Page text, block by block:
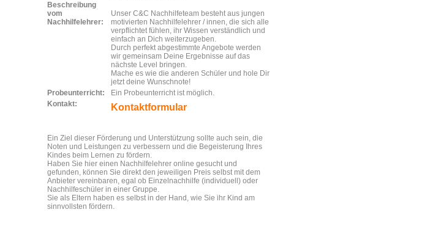
Beschreibung
vom
Nachhilfelehrer:
Unser C&C Nachhilfeteam besteht aus jungen
motivierten Nachhilfelehrer / innen, die sich alle
verpflichtet fühlen, ihr Wissen verständlich und
einfach an Dich weiterzugeben.
Durch perfekt abgestimmte Angebote werden
wir gemeinsam Deine Ergebnisse auf das
nächste Level bringen.
Mache es wie die anderen Schüler und hole Dir
jetzt deine Wunschnote!
Probeunterricht:
Ein Probeunterricht ist möglich.
Kontakt:
Kontaktformular
Ein Ziel dieser Förderung und Unterstützung sollte auch sein, die
Noten und Leistungen zu verbessern und die Begeisterung Ihres
Kindes beim Lernen zu fördern.
Haben Sie hier einen Nachhilfelehrer online gesucht und
gefunden, können Sie direkt den jeweiligen Preis selbst mit dem
Anbieter vereinbaren, egal ob Einzelnachhilfe (individuell) oder
Nachhilfeschüler in einer Gruppe.
Sie als Eltern haben es selbst in der Hand, wie Sie ihr Kind am
sinnvollsten fördern.